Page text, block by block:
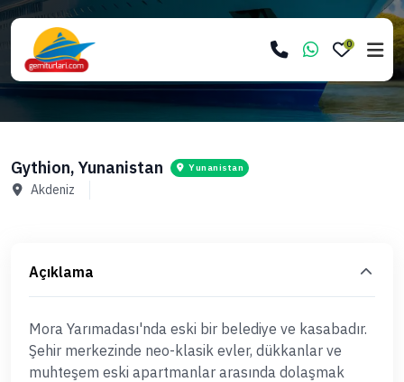
0
Gythion, Yunanistan Yunanistan
Akdeniz
Açıklama
Mora Yarımadası'nda eski bir belediye ve kasabadır.
Şehir merkezinde neo-klasik evler, dükkanlar ve
muhteşem eski apartmanlar arasında dolaşmak